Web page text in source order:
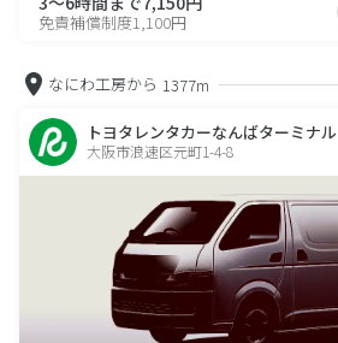
免責補償制度1,100円
なにわ工房から 1377m
トヨタレンタカーなんばターミナル
大阪市浪速区元町1-4-8